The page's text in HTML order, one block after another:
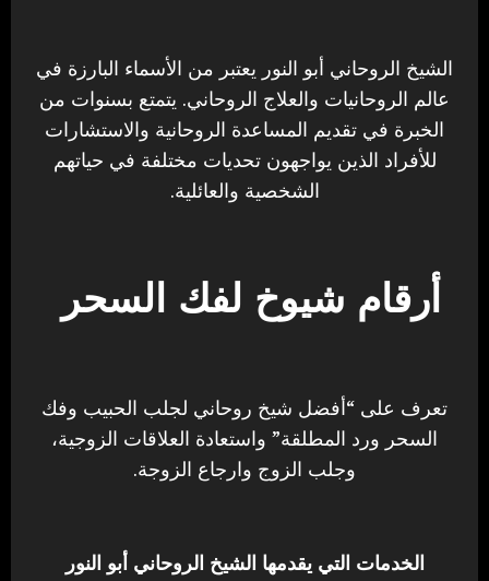
الشيخ الروحاني أبو النور يعتبر من الأسماء البارزة في
عالم الروحانيات والعلاج الروحاني. يتمتع بسنوات من
الخبرة في تقديم المساعدة الروحانية والاستشارات
للأفراد الذين يواجهون تحديات مختلفة في حياتهم
الشخصية والعائلية.
أرقام شيوخ لفك السحر
تعرف على “أفضل شيخ روحاني لجلب الحبيب وفك
السحر ورد المطلقة” واستعادة العلاقات الزوجية،
وجلب الزوج وارجاع الزوجة.
الخدمات التي يقدمها الشيخ الروحاني أبو النور